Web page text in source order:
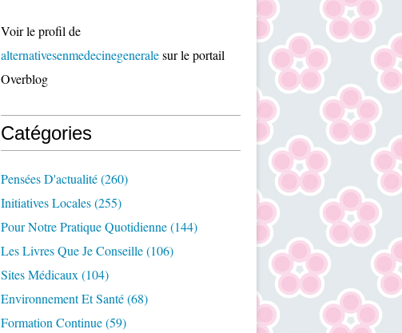
Voir le profil de
alternativesenmedecinegeneralesur le portail
Overblog
Catégories
Pensées D'actualité(260)
Initiatives Locales(255)
Pour Notre Pratique Quotidienne(144)
Les Livres Que Je Conseille(106)
Sites Médicaux (104)
Environnement Et Santé(68)
Formation Continue(59)